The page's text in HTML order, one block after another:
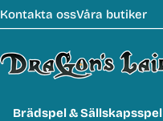
Hoppa
till
Kontakta ossVåra butiker
Brädspel & Sällskapsspel